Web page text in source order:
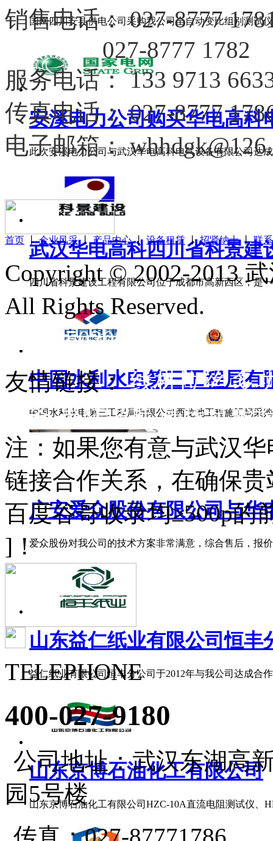
国网四川安县供电公司采购我公司全自动变比组别测试
安溪电力公司购买华电高科
此次安溪电力公司与武汉华电高科电气设备有限公司达
武汉华电高科四川省科景建
四川省科景建设工程有限公司位于成都市高新西区，是
中国水利水电第三工程局有
中国水利水电第三工程局有限公司西龙池工程施工局采
广安爱众股份有限公司与华
爱众股份对我公司的技术方案非常满意，综合售后，报
山东益仁纸业有限公司恒丰
益仁纸业有限公司恒丰分公司于2012年与我公司达成合
山东京博石油化工有限公司
山东京博石油化工有限公司HZC-10A直流电阻测试仪、
销售电话：027-8777
027-8777 1782
服务电话：133 9713
传真电话：027-8777
电子邮箱：
首页 丨企业风采丨产品中心丨 设备租赁 丨招贤纳士丨联
Copyright © 2002-2013
All Rights Reserved.
42018502002567号
友情链接：线材拉丝 多
设备 串联谐振 高压试验
注：如果您有意与武汉
链接合作关系，在确保
百度谷哥收录均≥500p
]！
TELEPHONE
400-027-9180
公司地址：武汉东湖高
园5号楼